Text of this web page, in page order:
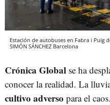
Estación de autobuses en Fabra i Puig
SIMÓN SÁNCHEZ Barcelona
Crónica Global se ha
conocer la realidad. La
cultivo adverso para el